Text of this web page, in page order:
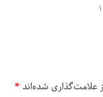
اویغور ساکن در این
علامت‌گذاری شده‌اند *